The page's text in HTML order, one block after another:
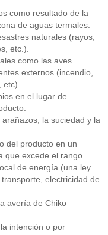
como resultado de la
de aguas termales.
naturales (rayos,
etc.).
como las aves.
externos (incendio,
etc).
en el lugar de
la suciedad y la
del producto en un
que excede el rango
de energía (una ley
electricidad de
avería de Chiko
intención o por